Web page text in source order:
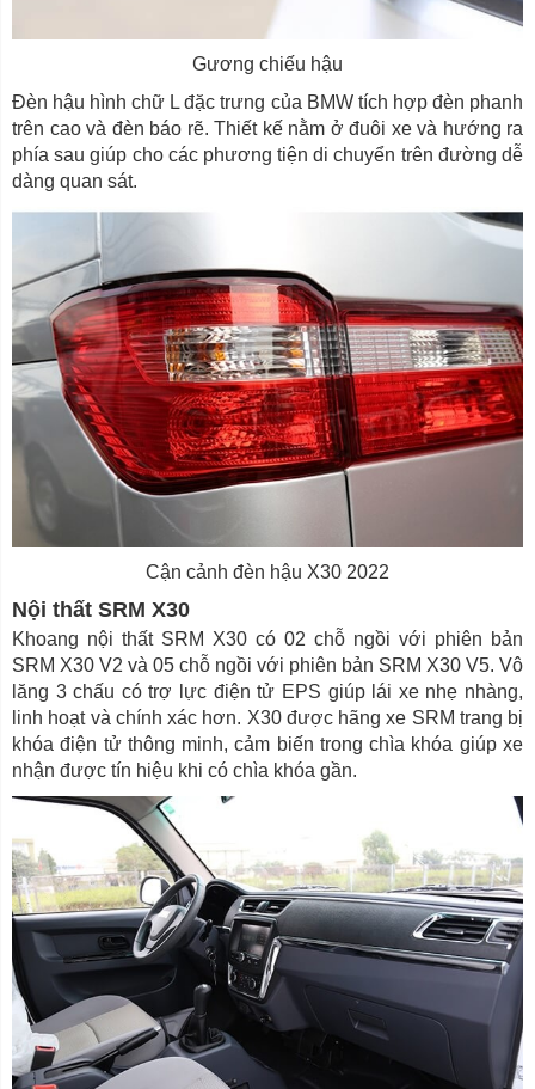
Gương chiếu hậu
Đèn hậu hình chữ L đặc trưng của BMW tích hợp đèn phanh
trên cao và đèn báo rẽ. Thiết kế nằm ở đuôi xe và hướng ra
phía sau giúp cho các phương tiện di chuyển trên đường dễ
dàng quan sát.
Cận cảnh đèn hậu X30 2022
Nội thất SRM X30
Khoang nội thất SRM X30 có 02 chỗ ngồi với phiên bản
SRM X30 V2 và 05 chỗ ngồi với phiên bản SRM X30 V5. Vô
lăng 3 chấu có trợ lực điện tử EPS giúp lái xe nhẹ nhàng,
linh hoạt và chính xác hơn. X30 được hãng xe SRM trang bị
khóa điện tử thông minh, cảm biến trong chìa khóa giúp xe
nhận được tín hiệu khi có chìa khóa gần.